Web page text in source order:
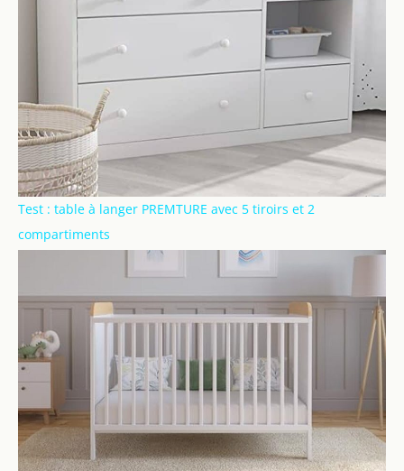
Test : table à langer PREMTURE avec 5 tiroirs et 2
compartiments